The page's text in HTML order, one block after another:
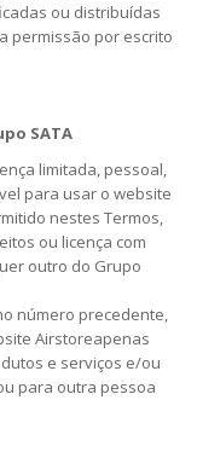
ou distribuídas
permissão por escrito
SATA
limitada, pessoal,
para usar o website
nestes Termos,
ou licença com
outro do Grupo
número precedente,
Airstoreapenas
e serviços e/ou
para outra pessoa